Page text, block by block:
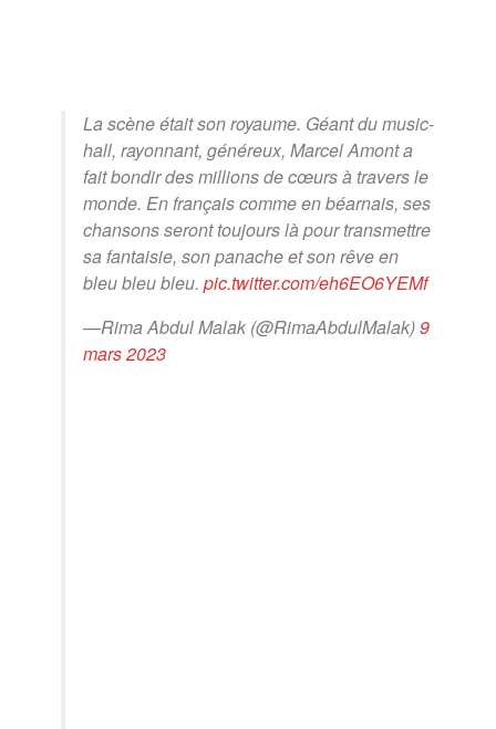
La scène était son royaume. Géant du music-
hall, rayonnant, généreux, Marcel Amont a
fait bondir des millions de cœurs à travers le
monde. En français comme en béarnais, ses
chansons seront toujours là pour transmettre
sa fantaisie, son panache et son rêve en
bleu bleu bleu. pic.twitter.com/eh6EO6YEMf
—Rima Abdul Malak (@RimaAbdulMalak)9
mars 2023